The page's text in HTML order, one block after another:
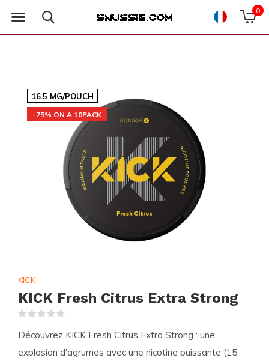
0
16.5 MG/POUCH
-75% ON A 10PACK
KICK
KICK Fresh Citrus Extra Strong
Découvrez KICK Fresh Citrus Extra Strong : une
explosion d'agrumes avec une nicotine puissante (15-